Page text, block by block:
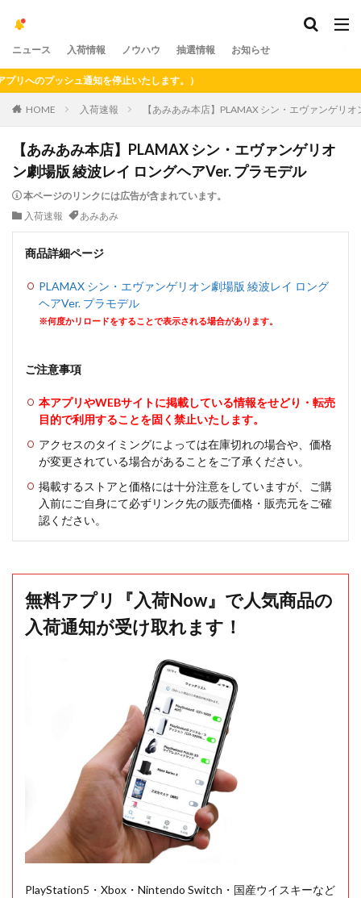
ニュース 入荷情報 ノウハウ 抽選情報 お知らせ
のプッシュ通知を停止いたします。）
HOME 入荷速報 【あみあみ本店】PLAMAX シン・エヴァンゲリ
【あみあみ本店】PLAMAX シン・エヴァンゲリオ
ン劇場版 綾波レイ ロングヘアVer. プラモデル
本ページのリンクには広告が含まれています。
入荷速報
あみあみ
商品詳細ページ
PLAMAX シン・エヴァンゲリオン劇場版 綾波レイ ロング
ヘアVer. プラモデル
※何度かリロードをすることで表示される場合があります。
ご注意事項
本アプリやWEBサイトに掲載している情報をせどり・転売
目的で利用することを固く禁止いたします。
アクセスのタイミングによっては在庫切れの場合や、価格
が変更されている場合があることをご了承ください。
掲載するストアと価格には十分注意をしていますが、ご購
入前にご自身にて必ずリンク先の販売価格・販売元をご確
認ください。
無料アプリ『入荷Now』で人気商品の
入荷通知が受け取れます！
PlayStation5・Xbox・Nintendo Switch・国産ウイスキーなど